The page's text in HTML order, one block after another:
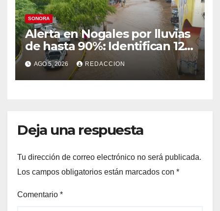
SONORA
Alerta en Nogales por lluvias
de hasta 90%: Identifican 12
vialidades con alto riesgo de
arroyos e inundaciones
AGO 5, 2026 REDACCION
Deja una respuesta
Tu dirección de correo electrónico no será publicada.
Los campos obligatorios están marcados con *
Comentario *